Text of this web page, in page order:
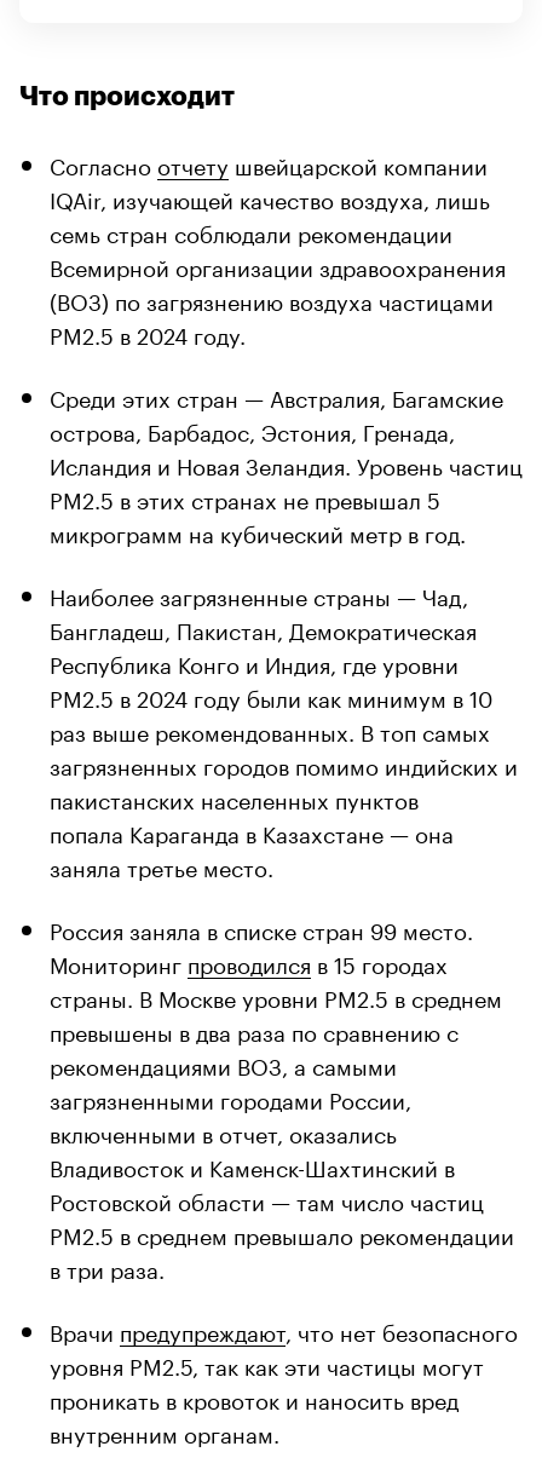
Что происходит
Согласно отчету швейцарской компании
IQAir, изучающей качество воздуха, лишь
семь стран соблюдали рекомендации
Всемирной организации здравоохранения
(ВОЗ) по загрязнению воздуха частицами
PM2.5 в 2024 году.
Среди этих стран — Австралия, Багамские
острова, Барбадос, Эстония, Гренада,
Исландия и Новая Зеландия. Уровень частиц
PM2.5 в этих странах не превышал 5
микрограмм на кубический метр в год.
Наиболее загрязненные страны — Чад,
Бангладеш, Пакистан, Демократическая
Республика Конго и Индия, где уровни
PM2.5 в 2024 году были как минимум в 10
раз выше рекомендованных. В топ самых
загрязненных городов помимо индийских и
пакистанских населенных пунктов
попала Караганда в Казахстане — она
заняла третье место.
Россия заняла в списке стран 99 место.
Мониторинг проводился в 15 городах
страны. В Москве уровни PM2.5 в среднем
превышены в два раза по сравнению с
рекомендациями ВОЗ, а самыми
загрязненными городами России,
включенными в отчет, оказались
Владивосток и Каменск-Шахтинский в
Ростовской области — там число частиц
PM2.5 в среднем превышало рекомендации
в три раза.
Врачи предупреждают, что нет безопасного
уровня PM2.5, так как эти частицы могут
проникать в кровоток и наносить вред
внутренним органам.